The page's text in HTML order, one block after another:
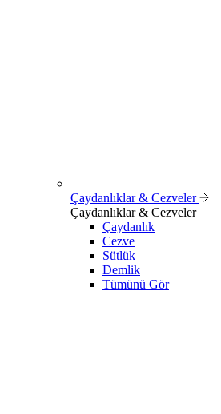
Çaydanlıklar & Cezveler
Çaydanlıklar & Cezveler
Çaydanlık
Cezve
Sütlük
Demlik
Tümünü Gör